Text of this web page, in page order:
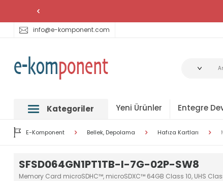
info@e-komponent.com
Kategoriler Yeni Ürünler Entegre
E-Komponent Bellek, Depolama Hafıza Kartları
SFSD064GN1PT1TB-I-7G-02P-SW8
Memory Card microSDHC™, microSDXC™ 64GB Class 10, UHS